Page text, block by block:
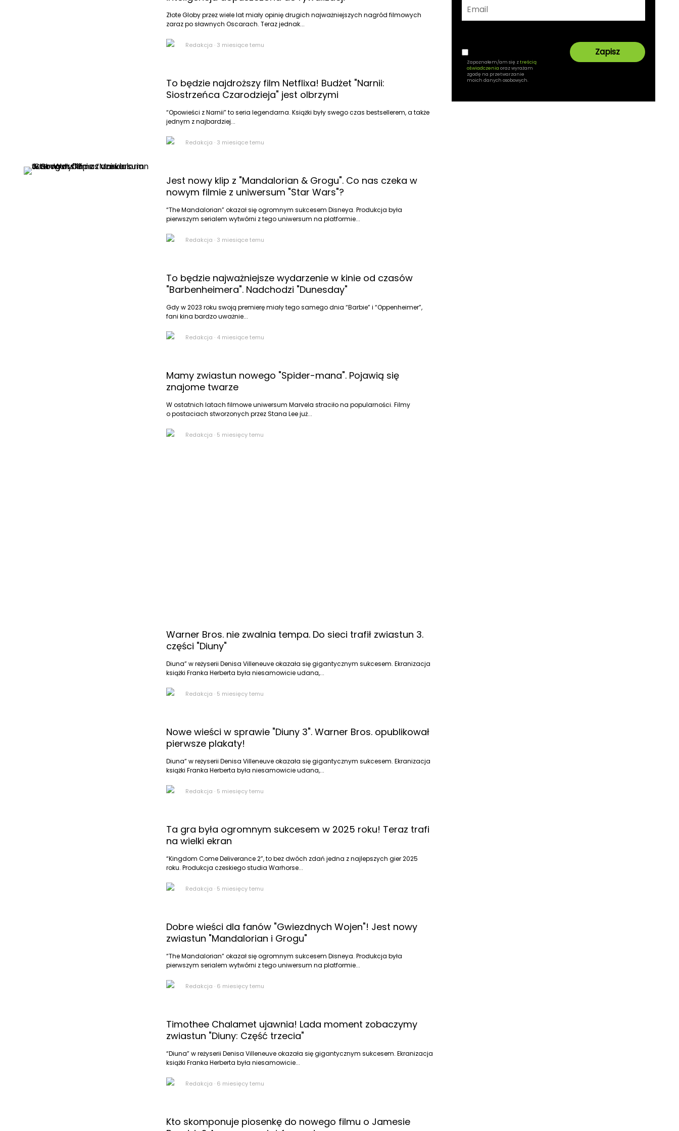
Złote Globy przez wiele lat miały opinię drugich najważniejszych nagród filmowych
zaraz po sławnych Oscarach. Teraz jednak...
Redakcja · 3 miesiące temu
To będzie najdroższy film Netflixa! Budżet "Narnii:
Siostrzeńca Czarodzieja" jest olbrzymi
“Opowieści z Narnii” to seria legendarna. Książki były swego czas bestsellerem, a także
jednym z najbardziej...
Redakcja · 3 miesiące temu
Jest nowy klip z "Mandalorian & Grogu". Co nas czeka w
nowym filmie z uniwersum "Star Wars"?
“The Mandalorian” okazał się ogromnym sukcesem Disneya. Produkcja była
pierwszym serialem wytwórni z tego uniwersum na platformie...
Redakcja · 3 miesiące temu
To będzie najważniejsze wydarzenie w kinie od czasów
"Barbenheimera". Nadchodzi "Dunesday"
Gdy w 2023 roku swoją premierę miały tego samego dnia “Barbie” i “Oppenheimer”,
fani kina bardzo uważnie...
Redakcja · 4 miesiące temu
Mamy zwiastun nowego "Spider-mana". Pojawią się
znajome twarze
W ostatnich latach filmowe uniwersum Marvela straciło na popularności. Filmy
o postaciach stworzonych przez Stana Lee już...
Redakcja · 5 miesięcy temu
Warner Bros. nie zwalnia tempa. Do sieci trafił zwiastun 3.
części "Diuny"
Diuna” w reżyserii Denisa Villeneuve okazała się gigantycznym sukcesem. Ekranizacja
książki Franka Herberta była niesamowicie udana,...
Redakcja · 5 miesięcy temu
Nowe wieści w sprawie "Diuny 3". Warner Bros. opublikował
pierwsze plakaty!
Diuna” w reżyserii Denisa Villeneuve okazała się gigantycznym sukcesem. Ekranizacja
książki Franka Herberta była niesamowicie udana,...
Redakcja · 5 miesięcy temu
Ta gra była ogromnym sukcesem w 2025 roku! Teraz trafi
na wielki ekran
“Kingdom Come Deliverance 2”, to bez dwóch zdań jedna z najlepszych gier 2025
roku. Produkcja czeskiego studia Warhorse...
Redakcja · 5 miesięcy temu
Dobre wieści dla fanów "Gwiezdnych Wojen"! Jest nowy
zwiastun "Mandalorian i Grogu"
“The Mandalorian” okazał się ogromnym sukcesem Disneya. Produkcja była
pierwszym serialem wytwórni z tego uniwersum na platformie...
Redakcja · 6 miesięcy temu
Timothee Chalamet ujawnia! Lada moment zobaczymy
zwiastun "Diuny: Część trzecia"
“Diuna” w reżyserii Denisa Villeneuve okazała się gigantycznym sukcesem. Ekranizacja
książki Franka Herberta była niesamowicie...
Redakcja · 6 miesięcy temu
Kto skomponuje piosenkę do nowego filmu o Jamesie
Zapoznałem/am się ztreścią
oświadczenia oraz wyrażam
zgodę na przetwarzanie
moich danych osobowych.